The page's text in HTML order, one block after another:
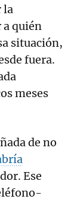
la
a quién
situación,
fuera.
meses
de no
Ese